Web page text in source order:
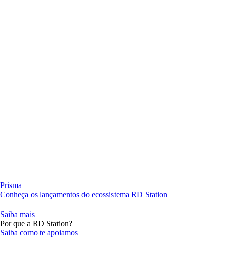
Prisma
Conheça os lançamentos do ecossistema RD Station
Saiba mais
Por que a RD Station?
Saiba como te apoiamos